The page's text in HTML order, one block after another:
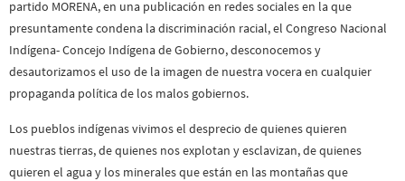
partido MORENA, en una publicación en redes sociales en la que
presuntamente condena la discriminación racial, el Congreso Nacional
Indígena- Concejo Indígena de Gobierno, desconocemos y
desautorizamos el uso de la imagen de nuestra vocera en cualquier
propaganda política de los malos gobiernos.
Los pueblos indígenas vivimos el desprecio de quienes quieren
nuestras tierras, de quienes nos explotan y esclavizan, de quienes
quieren el agua y los minerales que están en las montañas que